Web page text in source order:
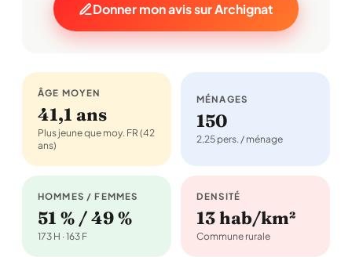
Donner mon avis sur Archignat
ÂGE MOYEN
41,1 ans
Plus jeune que moy. FR (42
ans)
MÉNAGES
150
2,25 pers. / ménage
HOMMES / FEMMES
51 % / 49 %
173 H · 163 F
DENSITÉ
13 hab/km²
Commune rurale